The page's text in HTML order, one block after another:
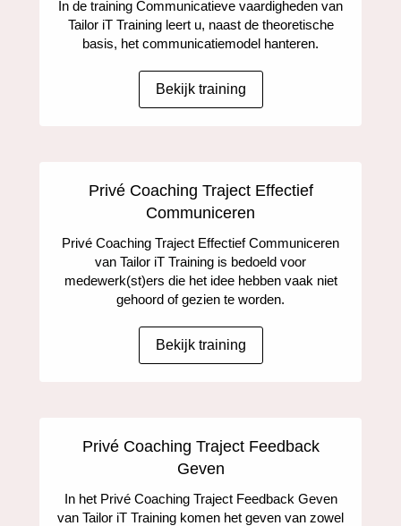
In de training Communicatieve vaardigheden van
Tailor iT Training leert u, naast de theoretische
basis, het communicatiemodel hanteren.
Bekijk training
Privé Coaching Traject Effectief
Communiceren
Privé Coaching Traject Effectief Communiceren
van Tailor iT Training is bedoeld voor
medewerk(st)ers die het idee hebben vaak niet
gehoord of gezien te worden.
Bekijk training
Privé Coaching Traject Feedback
Geven
In het Privé Coaching Traject Feedback Geven
van Tailor iT Training komen het geven van zowel